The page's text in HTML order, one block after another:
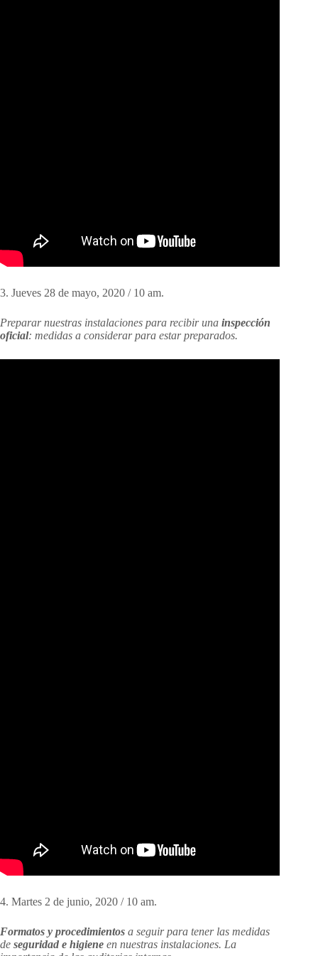
3. Jueves 28 de mayo, 2020 / 10 am.
Prepararnuestras instalaciones para recibir una inspección
oficial: medidas a considerar para estar preparados.
4. Martes 2 de junio, 2020 / 10 am.
Formatos y procedimientos a seguir para tener las medidas
de seguridad e higiene en nuestras instalaciones. La